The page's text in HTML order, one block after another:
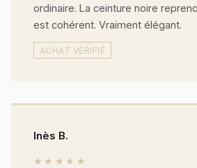
ordinaire. La ceinture noire
est cohérent. Vraiment élégant.
ACHAT VÉRIFIÉ
Inès B.
★★★★★